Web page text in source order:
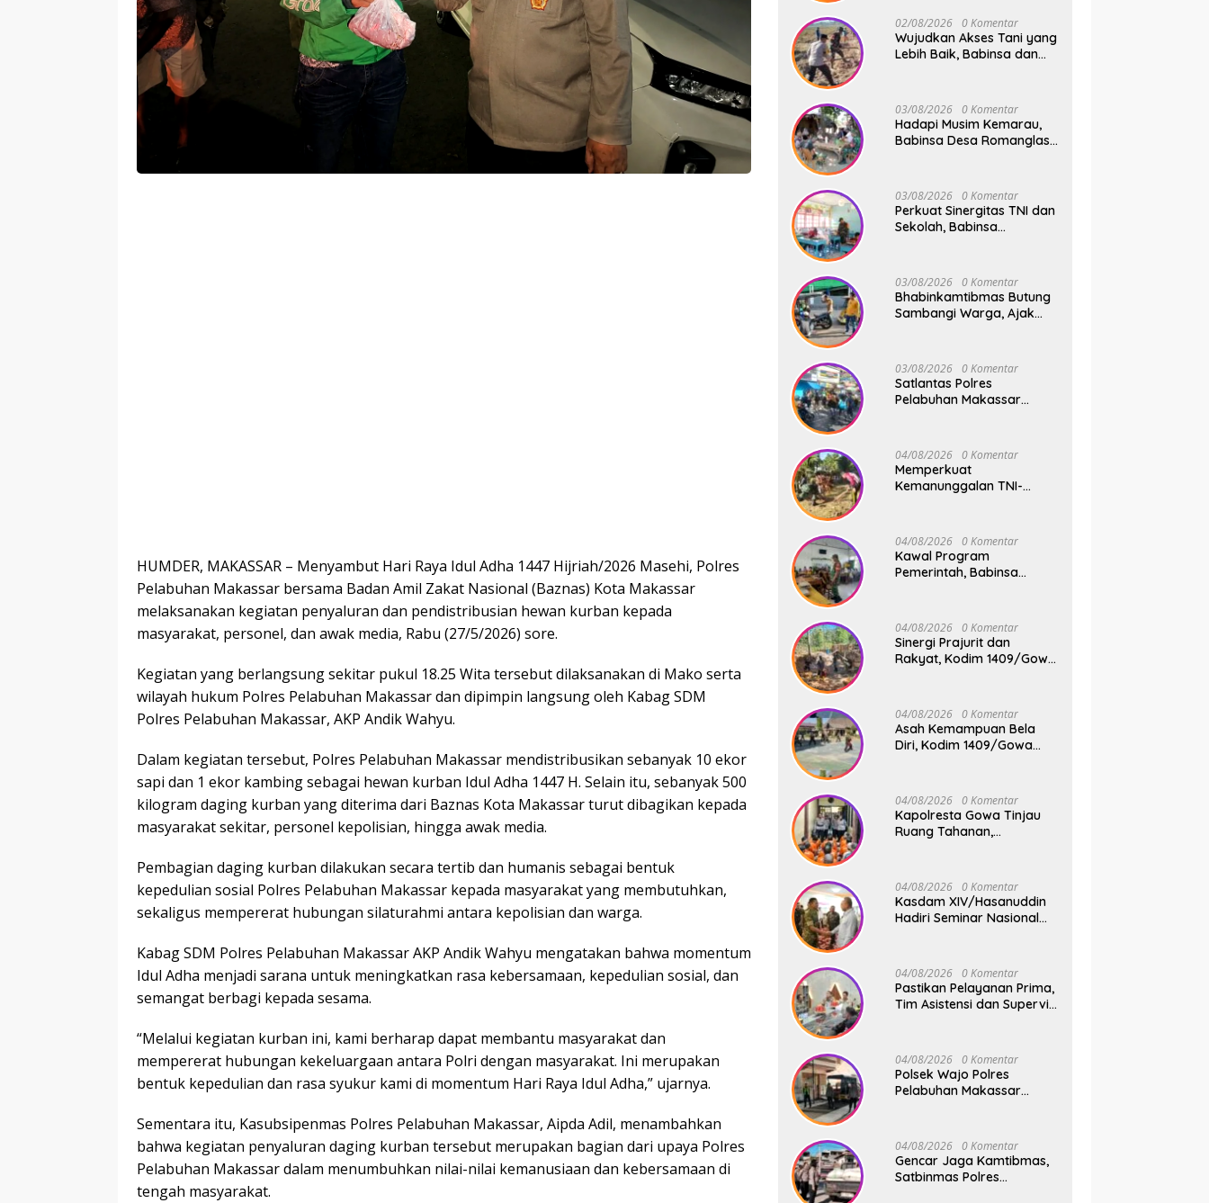
HUMDER, MAKASSAR – Menyambut Hari Raya Idul Adha 1447 Hijriah/2026 Masehi, Polres
Pelabuhan Makassar bersama Badan Amil Zakat Nasional (Baznas) Kota Makassar
melaksanakan kegiatan penyaluran dan pendistribusian hewan kurban kepada
masyarakat, personel, dan awak media, Rabu (27/5/2026) sore.
Kegiatan yang berlangsung sekitar pukul 18.25 Wita tersebut dilaksanakan di Mako serta
wilayah hukum Polres Pelabuhan Makassar dan dipimpin langsung oleh Kabag SDM
Polres Pelabuhan Makassar, AKP Andik Wahyu.
Dalam kegiatan tersebut, Polres Pelabuhan Makassar mendistribusikan sebanyak 10 ekor
sapi dan 1 ekor kambing sebagai hewan kurban Idul Adha 1447 H. Selain itu, sebanyak 500
kilogram daging kurban yang diterima dari Baznas Kota Makassar turut dibagikan kepada
masyarakat sekitar, personel kepolisian, hingga awak media.
Pembagian daging kurban dilakukan secara tertib dan humanis sebagai bentuk
kepedulian sosial Polres Pelabuhan Makassar kepada masyarakat yang membutuhkan,
sekaligus mempererat hubungan silaturahmi antara kepolisian dan warga.
Kabag SDM Polres Pelabuhan Makassar AKP Andik Wahyu mengatakan bahwa momentum
Idul Adha menjadi sarana untuk meningkatkan rasa kebersamaan, kepedulian sosial, dan
semangat berbagi kepada sesama.
“Melalui kegiatan kurban ini, kami berharap dapat membantu masyarakat dan
mempererat hubungan kekeluargaan antara Polri dengan masyarakat. Ini merupakan
bentuk kepedulian dan rasa syukur kami di momentum Hari Raya Idul Adha,” ujarnya.
Sementara itu, Kasubsipenmas Polres Pelabuhan Makassar, Aipda Adil, menambahkan
bahwa kegiatan penyaluran daging kurban tersebut merupakan bagian dari upaya Polres
Pelabuhan Makassar dalam menumbuhkan nilai-nilai kemanusiaan dan kebersamaan di
tengah masyarakat.
02/08/2026 0 Komentar
Wujudkan Akses Tani yang
Lebih Baik, Babinsa dan
Swadaya
03/08/2026 0 Komentar
Hadapi Musim Kemarau,
Babinsa Desa Romanglasa
Kesehatan
03/08/2026 0 Komentar
Perkuat Sinergitas TNI dan
Sekolah, Babinsa
Center Malakaji
03/08/2026 0 Komentar
Bhabinkamtibmas Butung
Sambangi Warga, Ajak
03/08/2026 0 Komentar
Satlantas Polres
Pelabuhan Makassar
Aman dan Lancar
04/08/2026 0 Komentar
Memperkuat
Kemanunggalan TNI-
Gelar Karya Bakti
Bersama Pemdes Jipang
04/08/2026 0 Komentar
Kawal Program
Pemerintah, Babinsa
Tetebatu Pantau
Penyaluran Makan Bergizi
Gratis di SD Inpres
Biringkaloro
04/08/2026 0 Komentar
Sinergi Prajurit dan
Rakyat, Kodim 1409/Gowa
V di Dua Lokasi Vital
04/08/2026 0 Komentar
Asah Kemampuan Bela
Diri, Kodim 1409/Gowa
Profesionalisme Prajurit
04/08/2026 0 Komentar
Kapolresta Gowa Tinjau
Ruang Tahanan,
04/08/2026 0 Komentar
Kasdam XIV/Hasanuddin
Hadiri Seminar Nasional
Desa
04/08/2026 0 Komentar
Pastikan Pelayanan Prima,
Tim Asistensi dan Supervisi
Samapta dan Command
Center Polresta Gowa
04/08/2026 0 Komentar
Polsek Wajo Polres
Pelabuhan Makassar
Rawan Cegah Kejahatan
04/08/2026 0 Komentar
Gencar Jaga Kamtibmas,
Satbinmas Polres